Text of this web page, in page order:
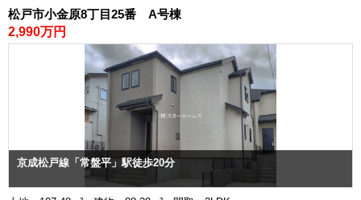
松戸市小金原8丁目25番 A号棟
2,990万円
京成松戸線「常盤平」駅徒歩20分